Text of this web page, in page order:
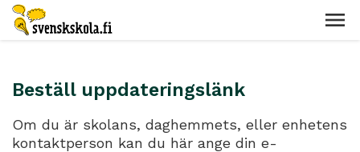
Beställ uppdateringslänk
Om du är skolans, daghemmets, eller enhetens
kontaktperson kan du här ange din e-